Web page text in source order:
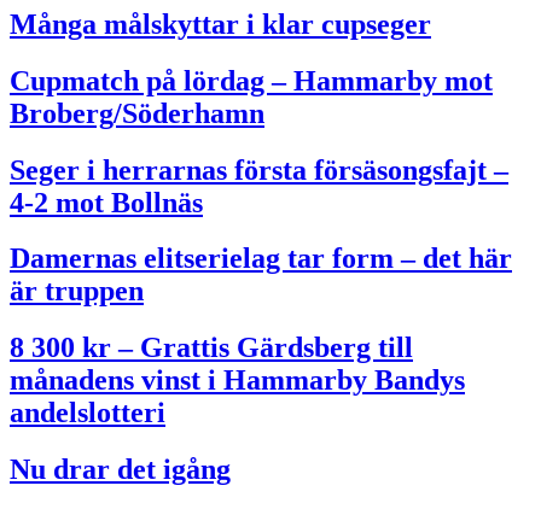
Många målskyttar i klar cupseger
Cupmatch på lördag – Hammarby mot
Broberg/Söderhamn
Seger i herrarnas första försäsongsfajt –
4-2 mot Bollnäs
Damernas elitserielag tar form – det här
är truppen
8 300 kr – Grattis Gärdsberg till
månadens vinst i Hammarby Bandys
andelslotteri
Nu drar det igång